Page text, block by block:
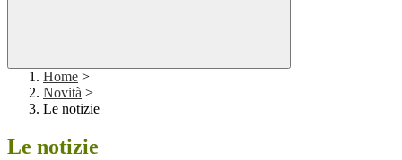
Home >
Novità >
Le notizie
Le notizie